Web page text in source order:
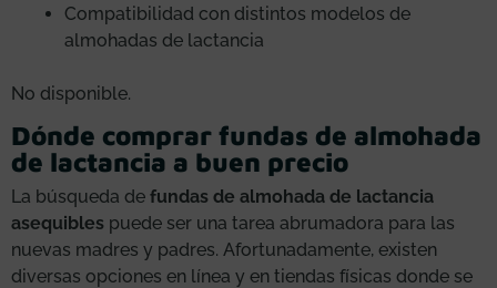
Compatibilidad con distintos modelos de
almohadas de lactancia
No disponible.
Dónde comprar fundas de almohada
de lactancia a buen precio
La búsqueda de fundas de almohada de lactancia
asequibles puede ser una tarea abrumadora para las
nuevas madres y padres. Afortunadamente, existen
diversas opciones en línea y en tiendas físicas donde se